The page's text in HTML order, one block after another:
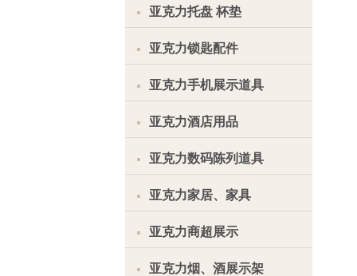
亚克力托盘 杯垫
亚克力锁匙配件
亚克力手机展示道具
亚克力酒店用品
亚克力数码陈列道具
亚克力家居、家具
亚克力商超展示
亚克力烟、酒展示架